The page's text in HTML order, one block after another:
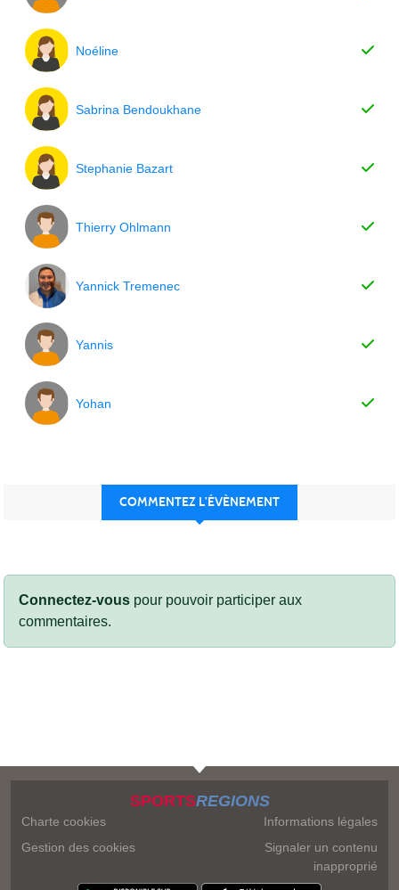
Noéline
Sabrina Bendoukhane
Stephanie Bazart
Thierry Ohlmann
Yannick Tremenec
Yannis
Yohan
COMMENTEZ L’ÉVÈNEMENT
Connectez-vous pour pouvoir participer aux
commentaires.
SPORTSREGIONS
Charte cookies
Gestion des cookies
Informations légales
Signaler un contenu
inapproprié